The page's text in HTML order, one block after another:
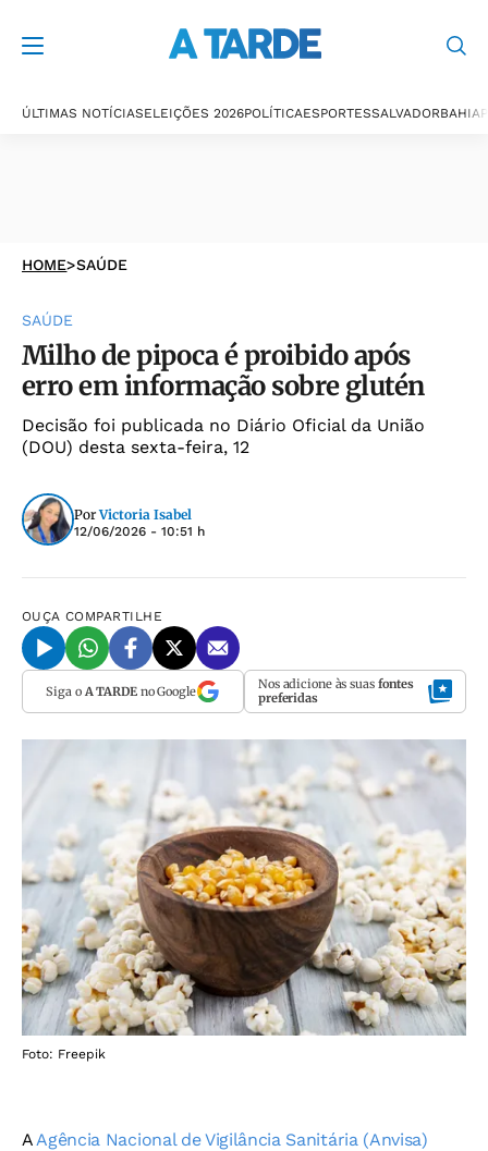
ÚLTIMAS NOTÍCIASELEIÇÕES 2026POLÍTICAESPORTESSALVADORBAHIA
HOME>SAÚDE
SAÚDE
Milho de pipoca é proibido após
erro em informação sobre glutén
Decisão foi publicada no Diário Oficial da União
(DOU) desta sexta-feira, 12
Por Victoria Isabel
12/06/2026 - 10:51 h
OUÇA COMPARTILHE
Siga o A TARDEno Google Nos adicione às suas fontes
preferidas
Foto: Freepik
AAgência Nacional de Vigilância Sanitária (Anvisa)